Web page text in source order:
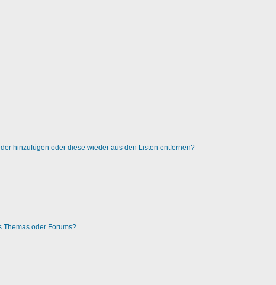
hinzufügen oder diese wieder aus den Listen entfernen?
Themas oder Forums?